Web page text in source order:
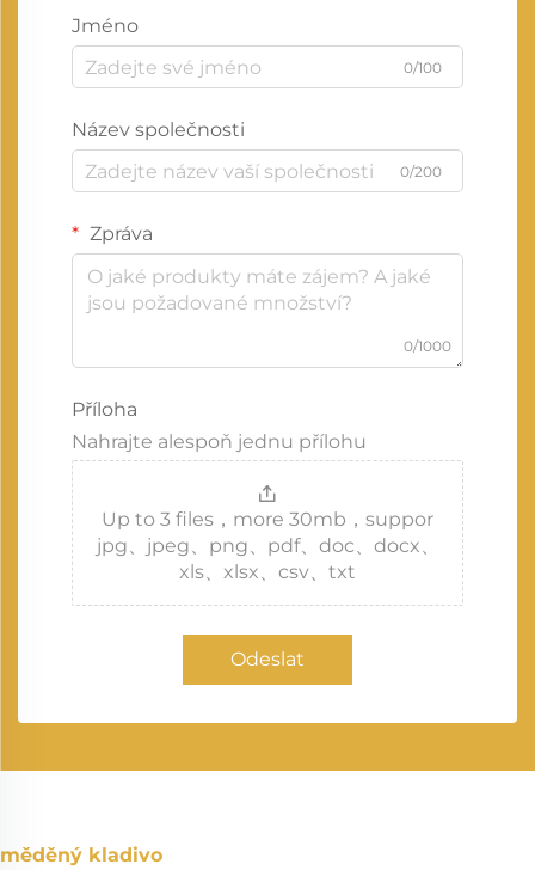
Jméno
0/100
Název společnosti
0/200
Zpráva
0/1000
Příloha
Nahrajte alespoň jednu přílohu
Up to 3 files，more 30mb，suppor
jpg、jpeg、png、pdf、doc、docx、
xls、xlsx、csv、txt
Odeslat
měděný kladivo